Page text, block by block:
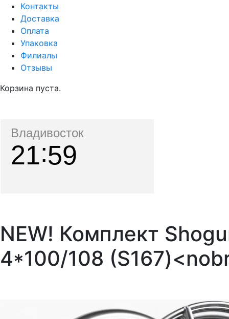
Контакты
Доставка
Оплата
Упаковка
Филиалы
Отзывы
Корзина пуста.
Владивосток
21 59
NEW! Комплект
4*100/108